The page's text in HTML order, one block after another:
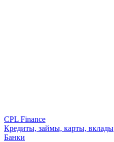
CPL Finance
Кредиты, займы, карты, вклады
Банки